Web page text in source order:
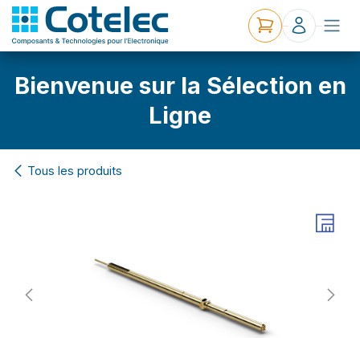
Bienvenue sur la Sélection en
Ligne
Tous les produits